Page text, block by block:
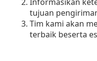
tujuan
Tim kami akan
terbaik beserta